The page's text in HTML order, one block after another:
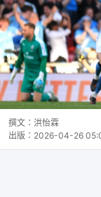
撰文： 洪怡霖
出版： 2026-04-26